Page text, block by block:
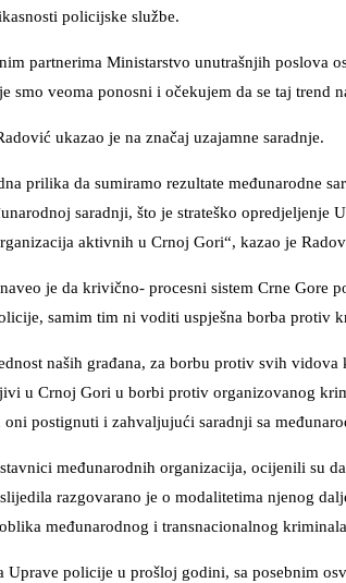
policijske službe.
partnerima Ministarstvo unutrašnjih poslova
veoma ponosni i očekujem da se taj trend
ukazao je na značaj uzajamne saradnje.
prilika da sumiramo rezultate međunarodne
saradnji, što je strateško opredjeljenje
aktivnih u Crnoj Gori“, kazao je
je da krivično- procesni sistem Crne Gore
samim tim ni voditi uspješna borba protiv
naših građana, za borbu protiv svih
u Crnoj Gori u borbi protiv organizovanog
postignuti i zahvaljujući saradnji sa
međunarodnih organizacija, ocijenili su
razgovarano je o modalitetima njenog
međunarodnog i transnacionalnog
Uprave policije u prošloj godini, sa posebnim